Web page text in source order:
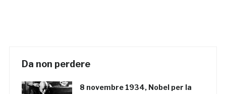
Da non perdere
8 novembre 1934, Nobel per la